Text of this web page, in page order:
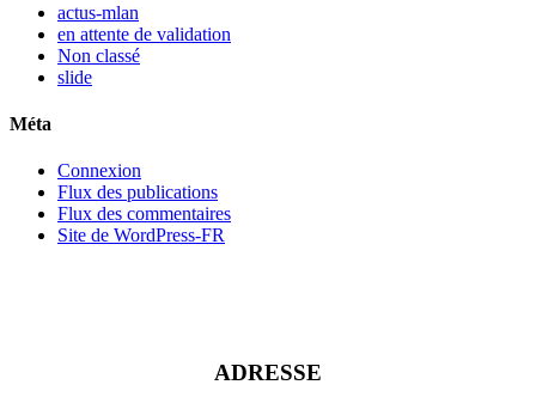
actus-mlan
en attente de validation
Non classé
slide
Méta
Connexion
Flux des publications
Flux des commentaires
Site de WordPress-FR
ADRESSE